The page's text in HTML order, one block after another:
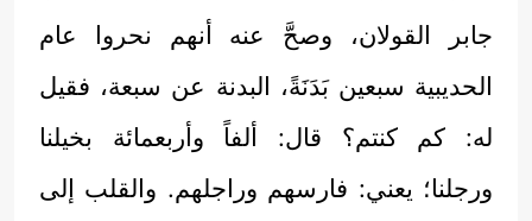
جابر القولان، وصحَّ عنه أنهم نحروا عام
الحديبية سبعين بَدَنَةً، البدنة عن سبعة، فقيل
له: كم كنتم؟ قال: ألفاً وأربعمائة بخيلنا
ورجلنا؛ يعني: فارسهم وراجلهم. والقلب إلى